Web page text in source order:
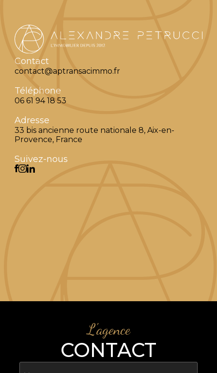
Contact
contact@aptransacimmo.fr
Téléphone
06 61 94 18 53
Adresse
33 bis ancienne route nationale 8, Aix-en-
Provence, France
Suivez-nous
L'agence
CONTACT
Nom